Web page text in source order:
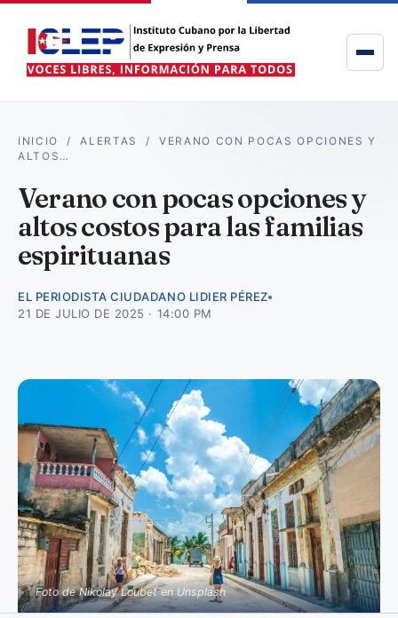
INICIO /ALERTAS /VERANO CON POCAS OPCIONES Y
ALTOS…
Verano con pocas opciones y
altos costos para las familias
espirituanas
EL PERIODISTA CIUDADANO LIDIER PÉREZ
21 DE JULIO DE 2025 · 14:00 PM
Foto de Nikolay Loubet en Unsplash